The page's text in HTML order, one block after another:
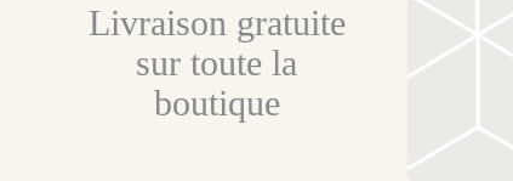
Livraison gratuite
sur toute la
boutique